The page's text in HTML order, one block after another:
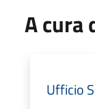
A cura
Ufficio